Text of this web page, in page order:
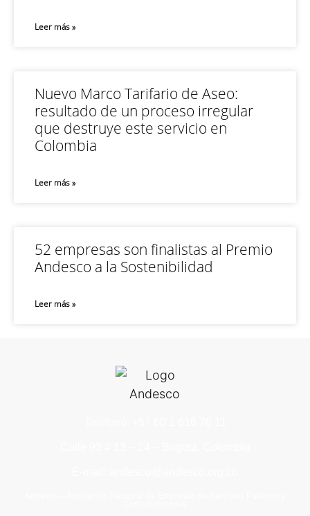
Leer más »
Nuevo Marco Tarifario de Aseo:
resultado de un proceso irregular
que destruye este servicio en
Colombia
Leer más »
52 empresas son finalistas al Premio
Andesco a la Sostenibilidad
Leer más »